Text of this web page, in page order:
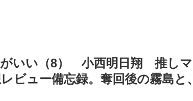
がいい（8） 小西明日翔 推しマ
ビュー備忘録。奪回後の霧島と、